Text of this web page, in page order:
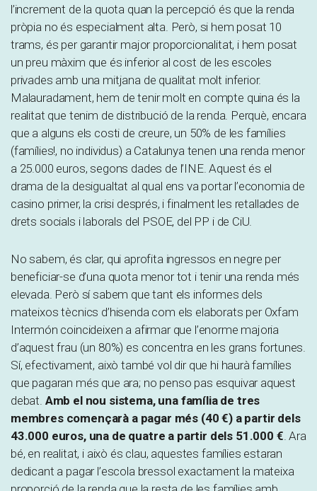
l’increment de la quota quan la percepció és que la renda
pròpia no és especialment alta. Però, si hem posat 10
trams, és per garantir major proporcionalitat, i hem posat
un preu màxim que és inferior al cost de les escoles
privades amb una mitjana de qualitat molt inferior.
Malauradament, hem de tenir molt en compte quina és la
realitat que tenim de distribució de la renda. Perquè, encara
que a alguns els costi de creure, un 50% de les famílies
(famílies!, no individus) a Catalunya tenen una renda menor
a 25.000 euros, segons dades de l’INE. Aquest és el
drama de la desigualtat al qual ens va portar l’economia de
casino primer, la crisi després, i finalment les retallades de
drets socials i laborals del PSOE, del PP i de CiU.
No sabem, és clar, qui aprofita ingressos en negre per
beneficiar-se d’una quota menor tot i tenir una renda més
elevada. Però sí sabem que tant els informes dels
mateixos tècnics d’hisenda com els elaborats per Oxfam
Intermón coincideixen a afirmar que l’enorme majoria
d’aquest frau (un 80%) es concentra en les grans fortunes.
Sí, efectivament, això també vol dir que hi haurà famílies
que pagaran més que ara; no penso pas esquivar aquest
debat. Amb el nou sistema, una família de tres
membres començarà a pagar més (40 €) a partir dels
43.000 euros, una de quatre a partir dels 51.000 €. Ara
bé, en realitat, i això és clau, aquestes famílies estaran
dedicant a pagar l’escola bressol exactament la mateixa